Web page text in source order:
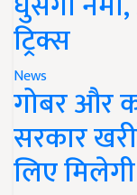
ट्रिक्स
News
गोबर और
सरकार
लिए